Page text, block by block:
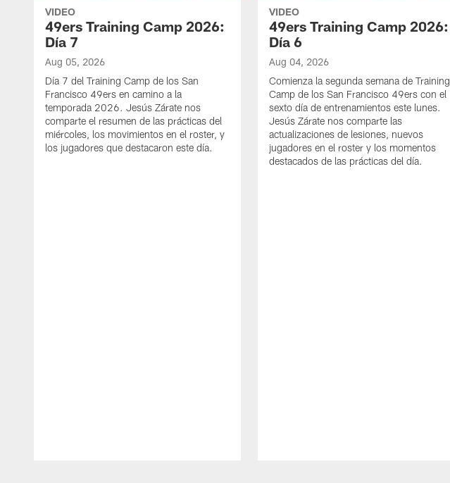
VIDEO
49ers Training Camp 2026:
Día 7
Aug 05, 2026
Día 7 del Training Camp de los San
Francisco 49ers en camino a la
temporada 2026. Jesús Zárate nos
comparte el resumen de las prácticas del
miércoles, los movimientos en el roster, y
los jugadores que destacaron este día.
VIDEO
49ers Training Camp 2026:
Día 6
Aug 04, 2026
Comienza la segunda semana de Training
Camp de los San Francisco 49ers con el
sexto día de entrenamientos este lunes.
Jesús Zárate nos comparte las
actualizaciones de lesiones, nuevos
jugadores en el roster y los momentos
destacados de las prácticas del día.